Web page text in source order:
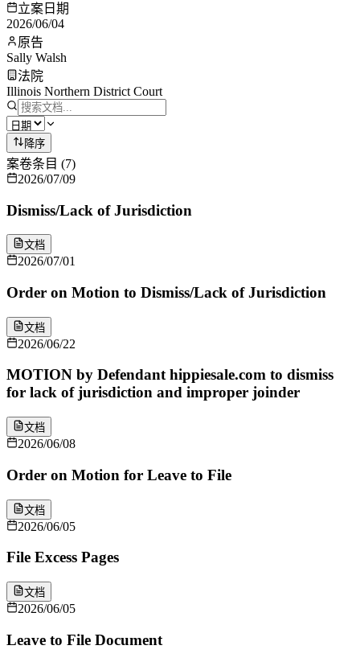
立案日期
2026/06/04
原告
Sally Walsh
法院
Illinois Northern District Court
降序
案卷条目 (7)
2026/07/09
Dismiss/Lack of Jurisdiction
文档
2026/07/01
Order on Motion to Dismiss/Lack of Jurisdiction
文档
2026/06/22
MOTION by Defendant hippiesale.com to dismiss
for lack of jurisdiction and improper joinder
文档
2026/06/08
Order on Motion for Leave to File
文档
2026/06/05
File Excess Pages
文档
2026/06/05
Leave to File Document